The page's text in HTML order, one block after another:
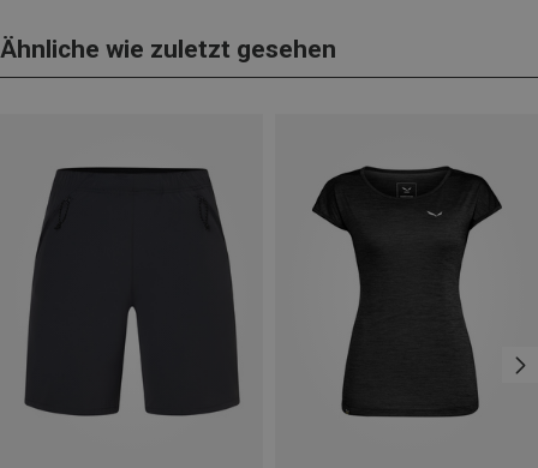
Ähnliche wie zuletzt gesehen